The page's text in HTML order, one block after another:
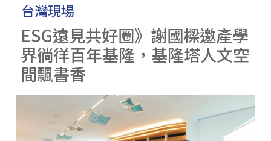
台灣現場
ESG遠見共好圈》謝國樑邀產學
界徜徉百年基隆，基隆塔人文空
間飄書香